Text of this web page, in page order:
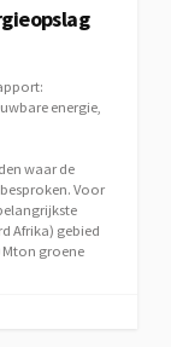
energie,
waar de
Voor
Afrika) gebied
Mton groene